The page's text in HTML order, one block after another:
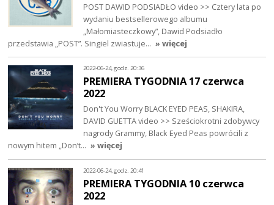
POST DAWID PODSIADŁO video >> Cztery lata po
wydaniu bestsellerowego albumu
„Małomiasteczkowy”, Dawid Podsiadło
przedstawia „POST”. Singiel zwiastuje… » więcej
2022-06-24, godz. 20:36
PREMIERA TYGODNIA 17 czerwca
2022
Don't You Worry BLACK EYED PEAS, SHAKIRA,
DAVID GUETTA video >> Sześciokrotni zdobywcy
nagrody Grammy, Black Eyed Peas powrócili z
nowym hitem „Don’t… » więcej
2022-06-24, godz. 20:41
PREMIERA TYGODNIA 10 czerwca
2022